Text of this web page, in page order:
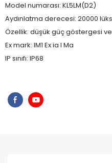
Model numarası: KL5LM(D2)
Aydınlatma derecesi: 20000 lüks
Özellik: düşük güç göstergesi
Ex mark: IM1 Ex ia I Ma
IP sınıfı: IP68